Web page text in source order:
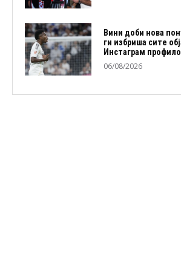
Вини доби нова
ги избриша сите
Инстаграм
06/08/2026